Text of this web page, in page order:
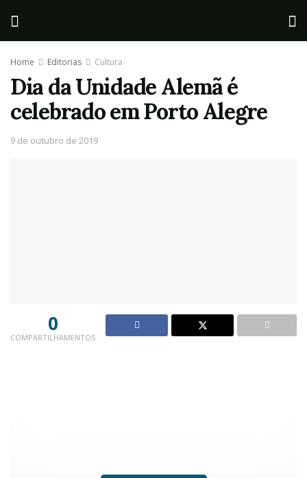
Home Editorias Cultura
Dia da Unidade Alemã é
celebrado em Porto Alegre
9 de outubro de 2019
0
COMPARTILHAMENTOS